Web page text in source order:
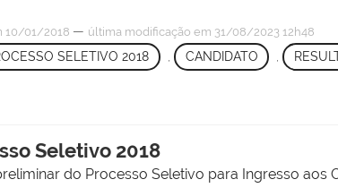
10/01/2018 — última modificação em 31/08/2023 12h48
SELETIVO 2018 , CANDIDATO ,
Seletivo 2018
do Processo Seletivo para Ingresso aos